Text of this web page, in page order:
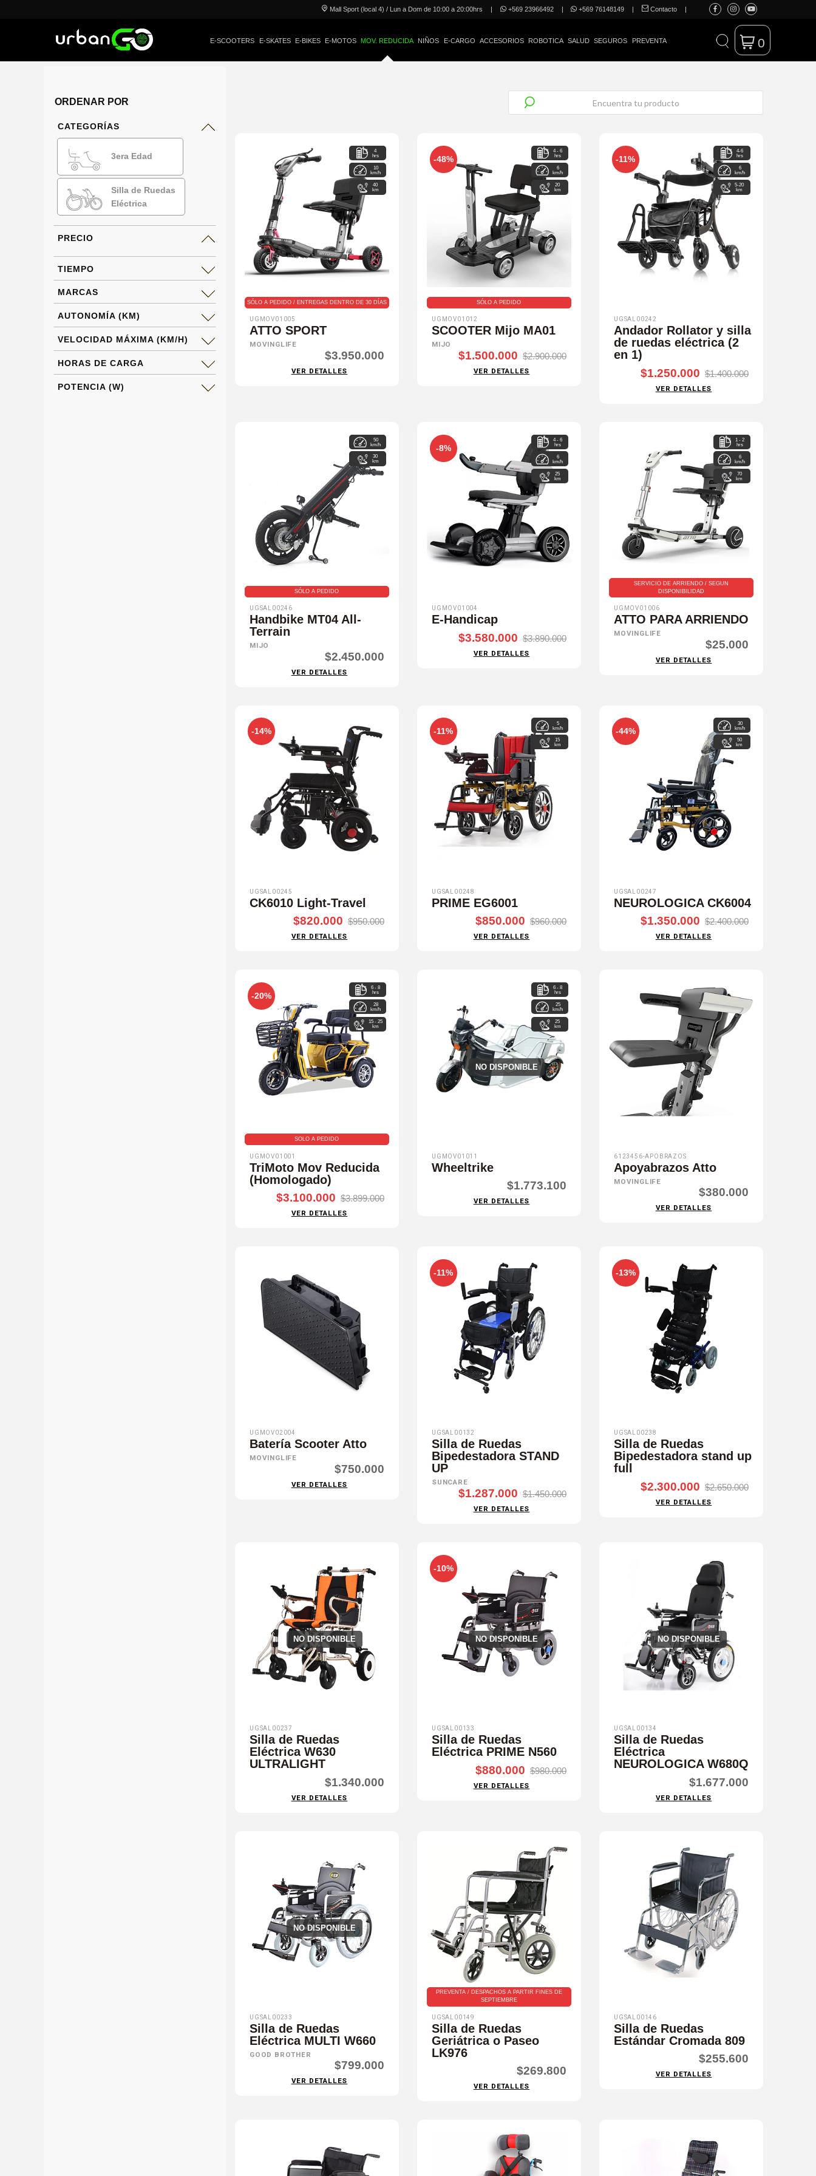
Mall Sport (local 4) / Lun a Dom de 10:00 a 20:00hrs | +569 23966492 | +569 76148149 | Contacto |
E-SCOOTERS E-SKATES E-BIKES E-MOTOS MOV. REDUCIDA NIÑOS E-CARGO ACCESORIOS ROBOTICA SALUD SEGUROS PREVENTA 0
ORDENAR POR
CATEGORÍAS
3era Edad
Silla de Ruedas
Eléctrica
PRECIO
TIEMPO
MARCAS
AUTONOMÍA (KM)
VELOCIDAD MÁXIMA (KM/H)
HORAS DE CARGA
POTENCIA (W)
4
hrs
10
km/h
40
km
SÓLO A PEDIDO / ENTREGAS DENTRO DE 30 DÍAS
UGMOV01005
ATTO SPORT
MOVINGLIFE
$3.950.000
VER DETALLES
-48%
4 - 6
hrs
6
km/h
20
km
SÓLO A PEDIDO
UGMOV01012
SCOOTER Mijo MA01
MIJO
$1.500.000 $2.900.000
VER DETALLES
-11%
4-6
hrs
6
km/h
5-20
km
UGSAL00242
Andador Rollator y silla
de ruedas eléctrica (2
en 1)
$1.250.000 $1.400.000
VER DETALLES
50
km/h
30
km
SÓLO A PEDIDO
UGSAL00246
Handbike MT04 All-
Terrain
MIJO
$2.450.000
VER DETALLES
-8%
4 - 6
hrs
6
km/h
25
km
UGMOV01004
E-Handicap
$3.580.000 $3.890.000
VER DETALLES
1 - 2
hrs
6
km/h
70
km
SERVICIO DE ARRIENDO / SEGUN
DISPONIBILIDAD
UGMOV01006
ATTO PARA ARRIENDO
MOVINGLIFE
$25.000
VER DETALLES
-14%
UGSAL00245
CK6010 Light-Travel
$820.000 $950.000
VER DETALLES
-11%
5
km/h
15
km
UGSAL00248
PRIME EG6001
$850.000 $960.000
VER DETALLES
-44%
30
km/h
50
km
UGSAL00247
NEUROLOGICA CK6004
$1.350.000 $2.400.000
VER DETALLES
-20%
6 - 8
hrs
28
km/h
15 - 25
km
SOLO A PEDIDO
UGMOV01001
TriMoto Mov Reducida
(Homologado)
$3.100.000 $3.899.000
VER DETALLES
NO DISPONIBLE
6 - 8
hrs
25
km/h
25
km
UGMOV01011
Wheeltrike
$1.773.100
VER DETALLES
6123456-APOBRAZOS
Apoyabrazos Atto
MOVINGLIFE
$380.000
VER DETALLES
UGMOV02004
Batería Scooter Atto
MOVINGLIFE
$750.000
VER DETALLES
-11%
UGSAL00132
Silla de Ruedas
Bipedestadora STAND
UP
SUNCARE
$1.287.000 $1.450.000
VER DETALLES
-13%
UGSAL00238
Silla de Ruedas
Bipedestadora stand up
full
$2.300.000 $2.650.000
VER DETALLES
NO DISPONIBLE
UGSAL00237
Silla de Ruedas
Eléctrica W630
ULTRALIGHT
$1.340.000
VER DETALLES
-10%
NO DISPONIBLE
UGSAL00133
Silla de Ruedas
Eléctrica PRIME N560
$880.000 $980.000
VER DETALLES
NO DISPONIBLE
UGSAL00134
Silla de Ruedas
Eléctrica
NEUROLOGICA W680Q
$1.677.000
VER DETALLES
NO DISPONIBLE
UGSAL00233
Silla de Ruedas
Eléctrica MULTI W660
GOOD BROTHER
$799.000
VER DETALLES
PREVENTA / DESPACHOS A PARTIR FINES DE
SEPTIEMBRE
UGSAL00149
Silla de Ruedas
Geriátrica o Paseo
LK976
$269.800
VER DETALLES
UGSAL00146
Silla de Ruedas
Estándar Cromada 809
$255.600
VER DETALLES